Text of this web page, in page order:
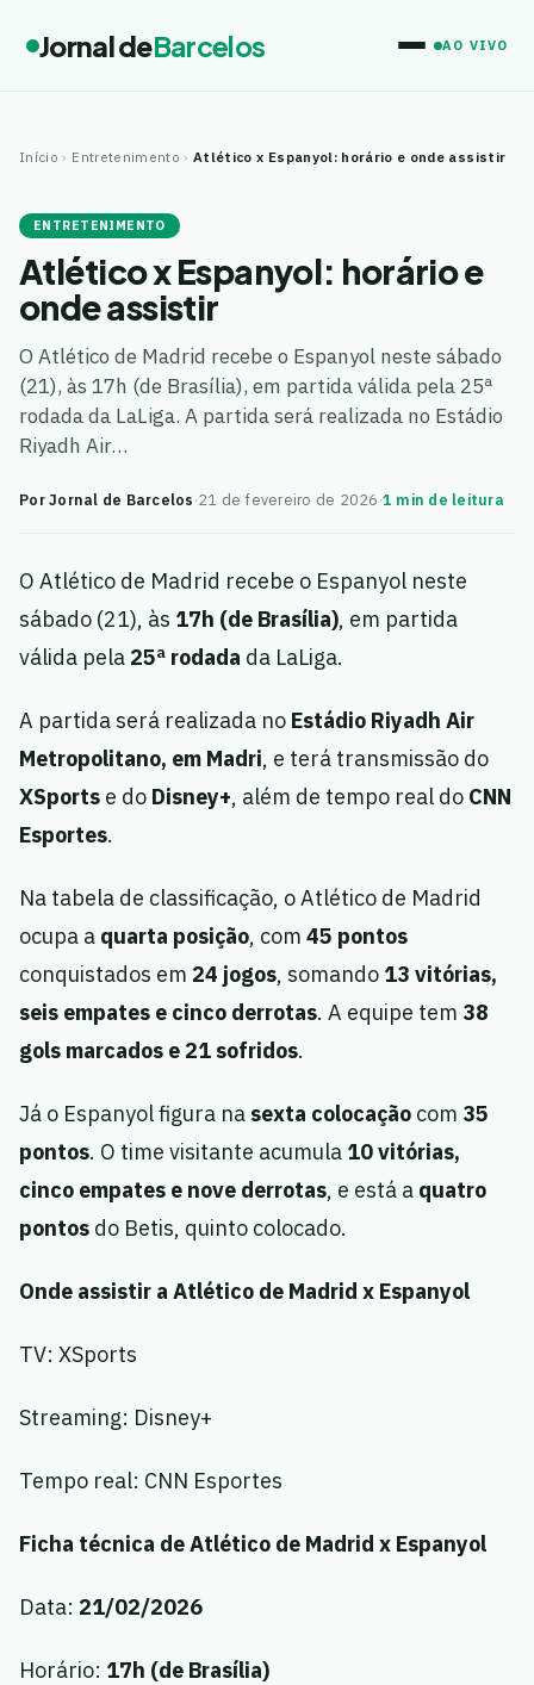
Jornal deBarcelos AO VIVO
Início › Entretenimento › Atlético x Espanyol: horário e onde assistir
ENTRETENIMENTO
Atlético x Espanyol: horário e
onde assistir
O Atlético de Madrid recebe o Espanyol neste sábado
(21), às 17h (de Brasília), em partida válida pela 25ª
rodada da LaLiga. A partida será realizada no Estádio
Riyadh Air…
Por Jornal de Barcelos·21 de fevereiro de 2026·1 min de leitura
O Atlético de Madrid recebe o Espanyol neste
sábado (21), às 17h (de Brasília), em partida
válida pela 25ª rodada da LaLiga.
A partida será realizada no Estádio Riyadh Air
Metropolitano, em Madri, e terá transmissão do
XSports e do Disney+, além de tempo real do CNN
Esportes.
Na tabela de classificação, o Atlético de Madrid
ocupa a quarta posição, com 45 pontos
conquistados em 24 jogos, somando 13 vitórias,
seis empates e cinco derrotas. A equipe tem 38
gols marcados e 21 sofridos.
Já o Espanyol figura na sexta colocação com 35
pontos. O time visitante acumula 10 vitórias,
cinco empates e nove derrotas, e está a quatro
pontos do Betis, quinto colocado.
Onde assistir a Atlético de Madrid x Espanyol
TV: XSports
Streaming: Disney+
Tempo real: CNN Esportes
Ficha técnica de Atlético de Madrid x Espanyol
Data: 21/02/2026
Horário: 17h (de Brasília)